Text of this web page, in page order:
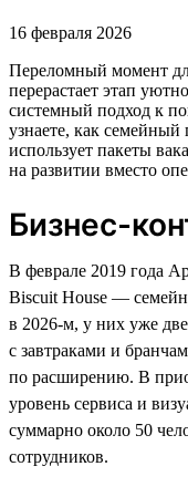
16 февраля 2026
Переломный момент
перерастает этап
системный подход к
узнаете, как
использует пакеты
на развитии вместо
Бизнес-
В феврале 2019 года
Biscuit House —
в 2026-м, у них уже
с завтраками и
по расширению. В
уровень сервиса и
суммарно около 50
сотрудников.